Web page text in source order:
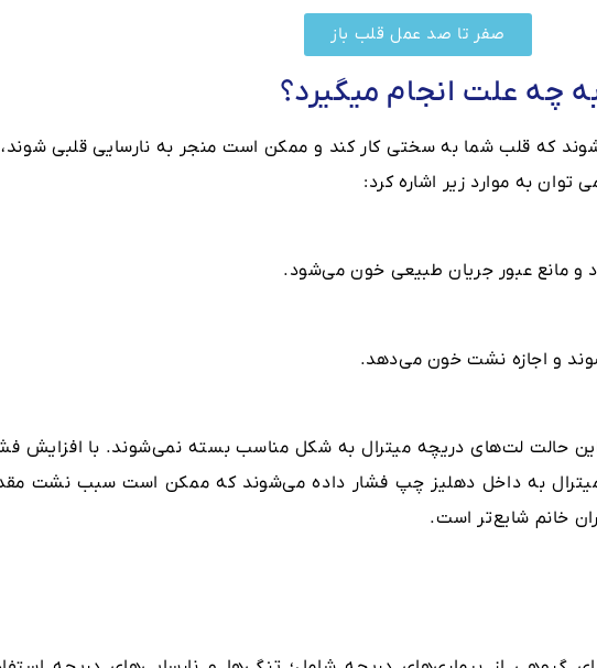
صفر تا صد عمل قلب باز
چه علت انجام میگیرد؟
که قلب شما به سختی کار کند و ممکن ‌است منجر به نارسایی قلبی شوند،
به موارد زیر اشاره کرد:
و مانع عبور جریان طبیعی خون می‌شود.
و اجازه نشت خون می‌دهد.
حالت لت‌های دریچه میترال به شکل مناسب بسته نمی‌شوند. با افزایش
به داخل دهلیز چپ فشار داده می‌شوند که ممکن است سبب نشت
خانم شایع‌تر است.